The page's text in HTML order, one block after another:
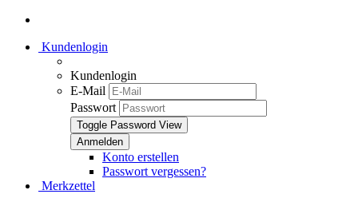
Kundenlogin
Kundenlogin
E-Mail
Passwort
Toggle Password View
Konto erstellen
Passwort vergessen?
Merkzettel